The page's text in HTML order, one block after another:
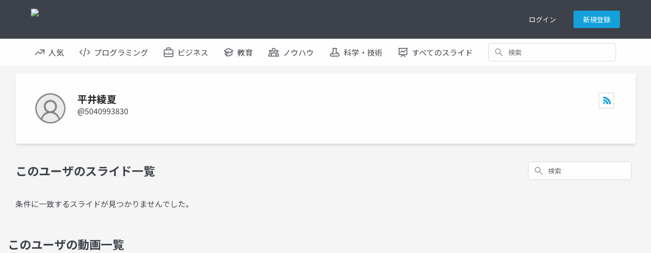
ログイン 新規登録
人気 プログラミング ビジネス 教育 ノウハウ 科学・技術 すべてのスライド 検索
平井綾夏
@5040993830
このユーザのスライド一覧 検索
条件に一致するスライドが見つかりませんでした。
このユーザの動画一覧